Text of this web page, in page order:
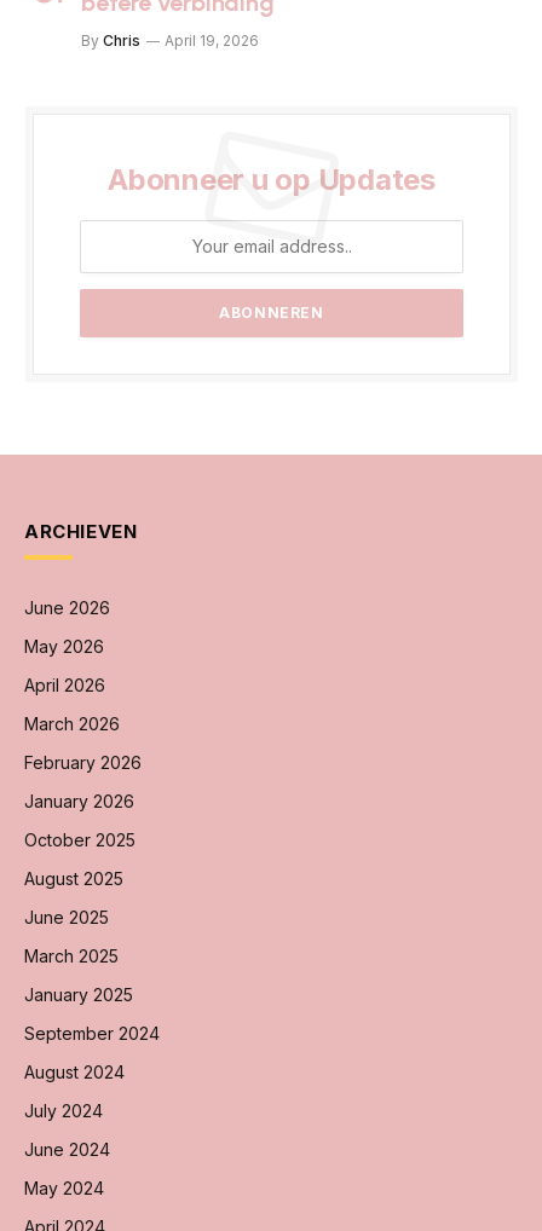
By Chris April 19, 2026
Abonneer u op Updates
ARCHIEVEN
June 2026
May 2026
April 2026
March 2026
February 2026
January 2026
October 2025
August 2025
June 2025
March 2025
January 2025
September 2024
August 2024
July 2024
June 2024
May 2024
April 2024